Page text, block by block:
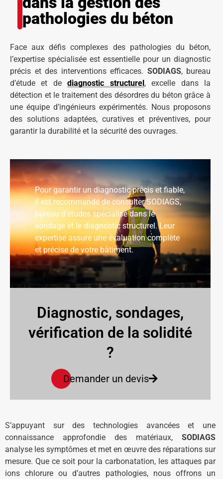
pathologies du béton
Face aux défis complexes des pathologies du béton,
l’expertise spécialisée est essentielle pour un diagnostic
précis et des interventions efficaces. SODIAGS, bureau
d’étude et dediagnostic structurel, excelle dans la
détection et le traitement des désordres du béton grâce à
une équipe d’ingénieurs expérimentés. Nous proposons
des solutions adaptées, curatives et préventives, pour
garantir la durabilité et la sécurité des ouvrages.
Diagnostic, sondages,
vérification de la solidité
?
Demander un devis
Pour garantir un diagnostic précis et fiable,
il est recommandé de consulter SODIAGS,
bureau d’études spécialisé dans le
sondage et le diagnostic structurel. Leur
expertise assure une évaluation complète
et précise de votre bâtiment.
S’appuyant sur des technologies avancées et une
connaissance approfondie des matériaux, SODIAGS
analyse les symptômes et met en œuvre des réparations sur
mesure. Que ce soit pour la carbonatation, les attaques par
ions chlorure ou d’autres pathologies, nous offrons un